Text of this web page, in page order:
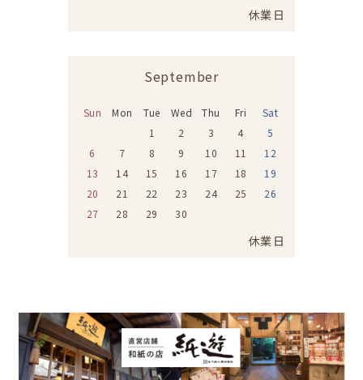
休業日
September
Sun Mon Tue Wed Thu Fri
Sat
1
2 3 4
5
6
7 8 9 10 11
12
13
14 15 16 17 18
19
20
21 22 23 24 25
26
27
28 29 30
休業日